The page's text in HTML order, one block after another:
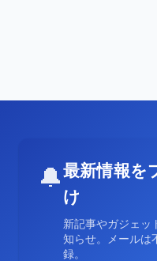
🔔最新情報を
け
新記事やガジェッ
知らせ。メールは
録。